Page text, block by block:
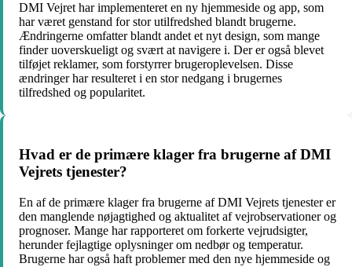
DMI Vejret har implementeret en ny hjemmeside og app, som
har været genstand for stor utilfredshed blandt brugerne.
Ændringerne omfatter blandt andet et nyt design, som mange
finder uoverskueligt og svært at navigere i. Der er også blevet
tilføjet reklamer, som forstyrrer brugeroplevelsen. Disse
ændringer har resulteret i en stor nedgang i brugernes
tilfredshed og popularitet.
Hvad er de primære klager fra brugerne af DMI
Vejrets tjenester?
En af de primære klager fra brugerne af DMI Vejrets tjenester er
den manglende nøjagtighed og aktualitet af vejrobservationer og
prognoser. Mange har rapporteret om forkerte vejrudsigter,
herunder fejlagtige oplysninger om nedbør og temperatur.
Brugerne har også haft problemer med den nye hjemmeside og